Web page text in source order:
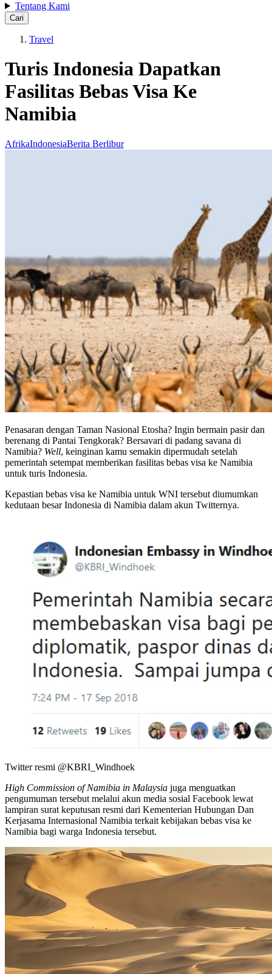
Tentang Kami
Cari
Travel
Turis Indonesia Dapatkan
Fasilitas Bebas Visa Ke
Namibia
AfrikaIndonesiaBerita Berlibur
Penasaran dengan Taman Nasional Etosha? Ingin bermain pasir dan
berenang di Pantai Tengkorak? Bersavari di padang savana di
Namibia? Well, keinginan kamu semakin dipermudah setelah
pemerintah setempat memberikan fasilitas bebas visa ke Namibia
untuk turis Indonesia.
Kepastian bebas visa ke Namibia untuk WNI tersebut diumumkan
kedutaan besar Indonesia di Namibia dalam akun Twitternya.
Twitter resmi @KBRI_Windhoek
High Commission of Namibia in Malaysia juga menguatkan
pengumuman tersebut melalui akun media sosial Facebook lewat
lampiran surat keputusan resmi dari Kementerian Hubungan Dan
Kerjasama Internasional Namibia terkait kebijakan bebas visa ke
Namibia bagi warga Indonesia tersebut.